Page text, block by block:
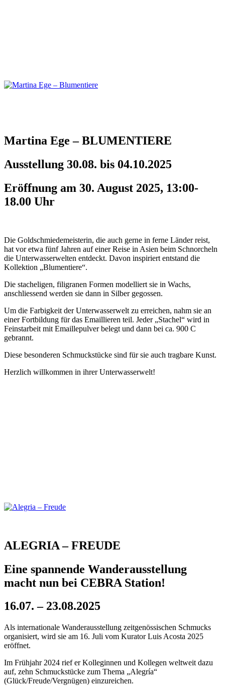
Martina Ege – BLUMENTIERE
Ausstellung 30.08. bis 04.10.2025
Eröffnung am 30. August 2025, 13:00-
18.00 Uhr
Die Goldschmiedemeisterin, die auch gerne in ferne Länder reist,
hat vor etwa fünf Jahren auf einer Reise in Asien beim Schnorcheln
die Unterwasserwelten entdeckt. Davon inspiriert entstand die
Kollektion „Blumentiere“.
Die stacheligen, filigranen Formen modelliert sie in Wachs,
anschliessend werden sie dann in Silber gegossen.
Um die Farbigkeit der Unterwasserwelt zu erreichen, nahm sie an
einer Fortbildung für das Emaillieren teil. Jeder „Stachel“ wird in
Feinstarbeit mit Emaillepulver belegt und dann bei ca. 900 C
gebrannt.
Diese besonderen Schmuckstücke sind für sie auch tragbare Kunst.
Herzlich willkommen in ihrer Unterwasserwelt!
ALEGRIA – FREUDE
Eine spannende Wanderausstellung
macht nun bei CEBRA Station!
16.07. – 23.08.2025
Als internationale Wanderausstellung zeitgenössischen Schmucks
organisiert, wird sie am 16. Juli vom Kurator Luis Acosta 2025
eröffnet.
Im Frühjahr 2024 rief er Kolleginnen und Kollegen weltweit dazu
auf, zehn Schmuckstücke zum Thema „Alegría“
(Glück/Freude/Vergnügen) einzureichen.